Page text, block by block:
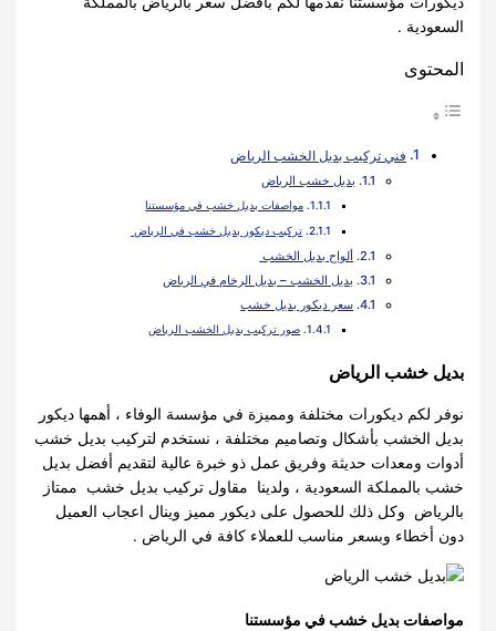
السعودية .
المحتوى
فني تركيب بديل الخشب الرياض
بديل خشب الرياض
مواصفات بديل خشب في مؤسستنا
تركيب ديكور بديل خشب في الرياض
ألواح بديل الخشب
بديل الخشب – بديل الرخام في الرياض
سعر ديكور بديل خشب
صور تركيب بديل الخشب الرياض
بديل خشب الرياض
نوفر لكم ديكورات مختلفة ومميزة في مؤسسة الوفاء ، أهمها ديكور
بديل الخشب بأشكال وتصاميم مختلفة ، نستخدم لتركيب بديل خشب
أدوات ومعدات حديثة وفريق عمل ذو خبرة عالية لتقديم أفضل بديل
خشب بالمملكة السعودية ، ولدينا مقاول تركيب بديل خشب ممتاز
بالرياض وكل ذلك للحصول على ديكور مميز وينال اعجاب العميل
دون أخطاء وبسعر مناسب للعملاء كافة في الرياض .
مواصفات بديل خشب في مؤسستنا